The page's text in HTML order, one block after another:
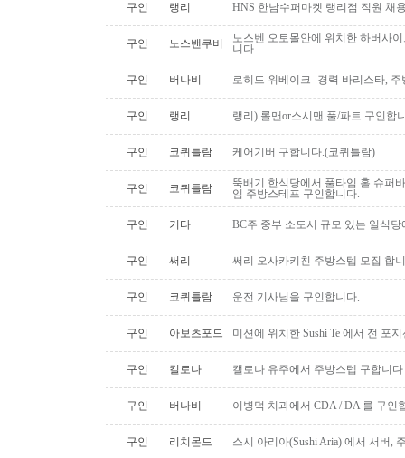
구인 랭리 HNS 한남수퍼마켓 랭리점 직원 채
구인 노스밴쿠버
노스벤 오토몰안에 위치한 하버사
니다
구인 버나비 로히드 위베이크- 경력 바리스타, 주
구인 랭리 랭리) 롤맨or스시맨 풀/파트 구인합
구인 코퀴틀람 케어기버 구합니다.(코퀴틀람)
구인 코퀴틀람
뚝배기 한식당에서 풀타임 홀 슈퍼
임 주방스테프 구인합니다.
구인 기타 BC주 중부 소도시 규모 있는 일식
구인 써리 써리 오사카키친 주방스텝 모집 합
구인 코퀴틀람 운전 기사님을 구인합니다.
구인 아보츠포드 미션에 위치한 Sushi Te 에서 전 포
구인 킬로나 캘로나 유주에서 주방스텝 구합니다
구인 버나비 이병덕 치과에서 CDA / DA 를 구인
구인 리치몬드 스시 아리아(Sushi Aria) 에서 서버,